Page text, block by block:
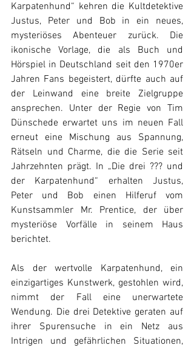
Karpatenhund“ kehren die Kultdetektive
Justus, Peter und Bob in ein neues,
mysteriöses Abenteuer zurück. Die
ikonische Vorlage, die als Buch und
Hörspiel in Deutschland seit den 1970er
Jahren Fans begeistert, dürfte auch auf
der Leinwand eine breite Zielgruppe
ansprechen. Unter der Regie von Tim
Dünschede erwartet uns im neuen Fall
erneut eine Mischung aus Spannung,
Rätseln und Charme, die die Serie seit
Jahrzehnten prägt. In „Die drei ??? und
der Karpatenhund“ erhalten Justus,
Peter und Bob einen Hilferuf vom
Kunstsammler Mr. Prentice, der über
mysteriöse Vorfälle in seinem Haus
berichtet.
Als der wertvolle Karpatenhund, ein
einzigartiges Kunstwerk, gestohlen wird,
nimmt der Fall eine unerwartete
Wendung. Die drei Detektive geraten auf
ihrer Spurensuche in ein Netz aus
Intrigen und gefährlichen Situationen,